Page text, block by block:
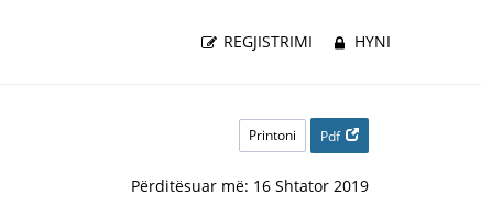
REGJISTRIMI HYNI
Printoni Pdf
Përditësuar më: 16 Shtator 2019